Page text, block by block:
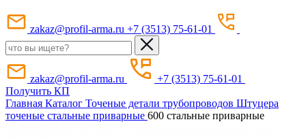
zakaz@profil-arma.ru +7 (3513) 75-61-01
zakaz@profil-arma.ru
+7 (3513) 75-61-01
Получить КП
Главная Каталог Точеные детали трубопроводов Штуцера
точеные стальные приварные 600 стальные приварные